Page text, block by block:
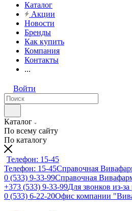
Каталог
Акции
Новости
Бренды
Как купить
Компания
Контакты
...
Войти
Каталог
По всему сайту
По каталогу
Телефон: 15-45
Телефон: 15-45Справочная
0 (533) 9-33-99Справочная
+373 (533) 9-33-99Для звонков из-
0 (533) 6-22-20Офис компании